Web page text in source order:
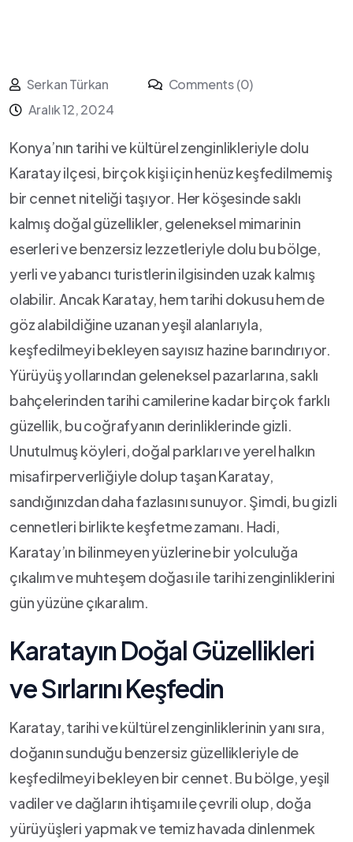
Serkan Türkan
Comments (0)
Aralık 12, 2024
Konya’nın tarihi ve kültürel ⁢zenginlikleriyle dolu
Karatay ilçesi, birçok kişi için henüz keşfedilmemiş
⁤bir cennet niteliği ⁣taşıyor. Her köşesinde saklı
‍kalmış doğal güzellikler, geleneksel​ mimarinin
eserleri ve benzersiz lezzetleriyle ‍dolu bu bölge,
yerli ve yabancı turistlerin ilgisinden uzak kalmış
olabilir. Ancak Karatay, ‍hem tarihi dokusu hem ⁢de
göz alabildiğine uzanan yeşil alanlarıyla,
keşfedilmeyi bekleyen sayısız hazine‌ barındırıyor.
Yürüyüş yollarından geleneksel pazarlarına,‍ saklı
bahçelerinden tarihi camilerine kadar birçok farklı
güzellik,​ bu coğrafyanın derinliklerinde gizli.
Unutulmuş köyleri, doğal parkları ve yerel ‌halkın
misafirperverliğiyle⁣ dolup taşan ‌Karatay,
sandığınızdan daha fazlasını sunuyor. Şimdi, bu gizli
cennetleri​ birlikte keşfetme zamanı. Hadi,
Karatay’ın bilinmeyen ⁣yüzlerine bir yolculuğa
çıkalım ve muhteşem⁤ doğası​ ile tarihi zenginliklerini
gün‌ yüzüne çıkaralım.
Karatayın Doğal Güzellikleri
ve Sırlarını ‍Keşfedin
Karatay, tarihi ve kültürel zenginliklerinin yanı sıra, ​
doğanın sunduğu ‍benzersiz güzellikleriyle de
keşfedilmeyi bekleyen bir‌ cennet. Bu ‌bölge, yeşil
vadiler ve dağların ihtişamı ‍ile çevrili olup, doğa
yürüyüşleri yapmak ve temiz⁤ havada dinlenmek